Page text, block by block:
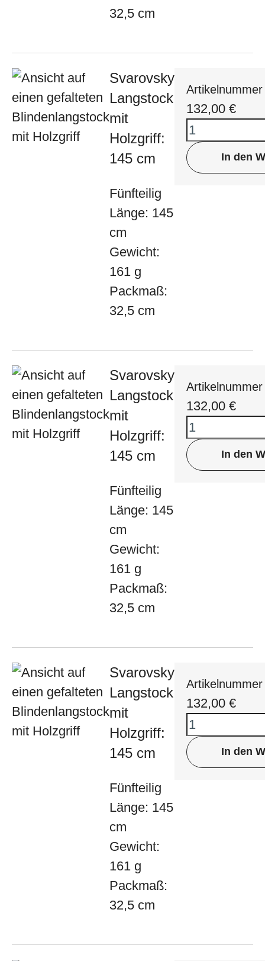
32,5 cm
Svarovsky
Langstock
mit
Holzgriff:
145 cm
Fünfteilig
Länge: 145
cm
Gewicht:
161 g
Packmaß:
32,5 cm
132,00 €
In den
Svarovsky
Langstock
mit
Holzgriff:
145 cm
Fünfteilig
Länge: 145
cm
Gewicht:
161 g
Packmaß:
32,5 cm
132,00 €
In den
Svarovsky
Langstock
mit
Holzgriff:
145 cm
Fünfteilig
Länge: 145
cm
Gewicht:
161 g
Packmaß:
32,5 cm
132,00 €
In den